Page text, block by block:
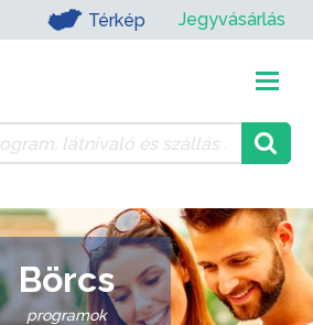
Térkép Jegyvásárlás
Börcs
programok